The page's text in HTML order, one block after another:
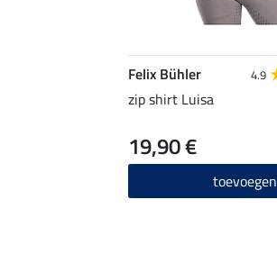
Felix Bühler 4.9
zip shirt Luisa
19,90 €
toevoegen